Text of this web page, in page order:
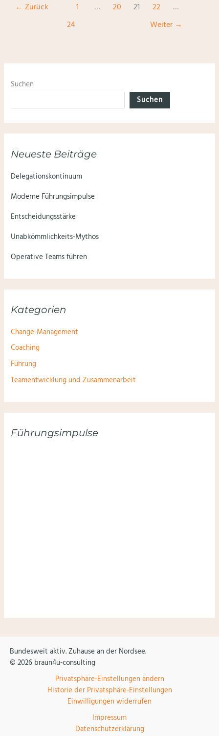
die
← Zurück 1 … 20 21 22
…
24
Weiter →
Suchen
Suchen
Neueste Beiträge
Delegationskontinuum
Moderne Führungsimpulse
Entscheidungsstärke
Unabkömmlichkeits-Mythos
Operative Teams führen
Kategorien
Change-Management
Coaching
Führung
Teamentwicklung und Zusammenarbeit
Führungsimpulse
Bundesweit aktiv. Zuhause an der Nordsee.
© 2026 braun4u-consulting
Privatsphäre-Einstellungen ändern
Historie der Privatsphäre-Einstellungen
Einwilligungen widerrufen
Impressum
Datenschutzerklärung